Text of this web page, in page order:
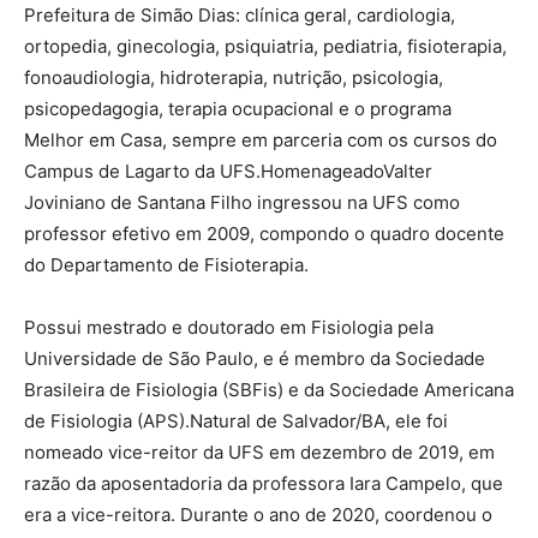
Prefeitura de Simão Dias: clínica geral, cardiologia,
ortopedia, ginecologia, psiquiatria, pediatria, fisioterapia,
fonoaudiologia, hidroterapia, nutrição, psicologia,
psicopedagogia, terapia ocupacional e o programa
Melhor em Casa, sempre em parceria com os cursos do
Campus de Lagarto da UFS.HomenageadoValter
Joviniano de Santana Filho ingressou na UFS como
professor efetivo em 2009, compondo o quadro docente
do Departamento de Fisioterapia.
Possui mestrado e doutorado em Fisiologia pela
Universidade de São Paulo, e é membro da Sociedade
Brasileira de Fisiologia (SBFis) e da Sociedade Americana
de Fisiologia (APS).Natural de Salvador/BA, ele foi
nomeado vice-reitor da UFS em dezembro de 2019, em
razão da aposentadoria da professora Iara Campelo, que
era a vice-reitora. Durante o ano de 2020, coordenou o